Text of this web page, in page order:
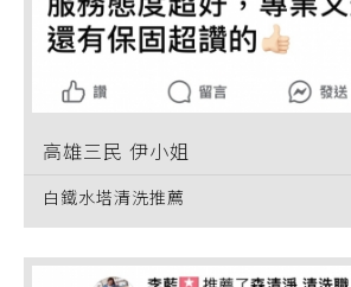
高雄三民 伊小姐
白鐵水塔清洗推薦